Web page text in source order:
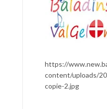
https://
content/uploads/
copie-2.jpg